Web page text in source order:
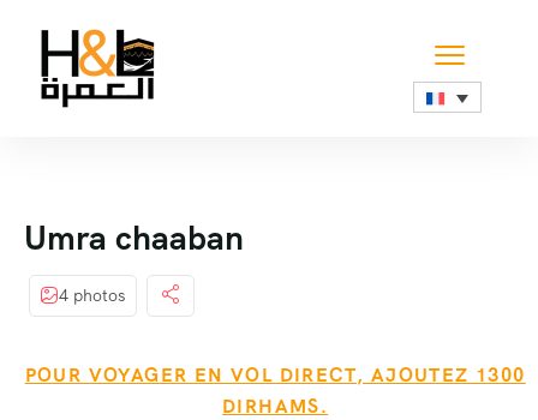
Umra chaaban
4 photos
POUR VOYAGER EN VOL DIRECT, AJOUTEZ 1300
DIRHAMS.